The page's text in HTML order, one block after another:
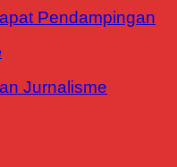
Pendampingan
Jurnalisme